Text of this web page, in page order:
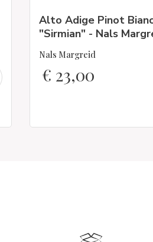
Alto Adige Pinot
"Sirmian" - Nals
Nals Margreid
€ 23,00